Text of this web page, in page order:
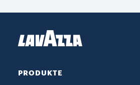
PRODUKTE